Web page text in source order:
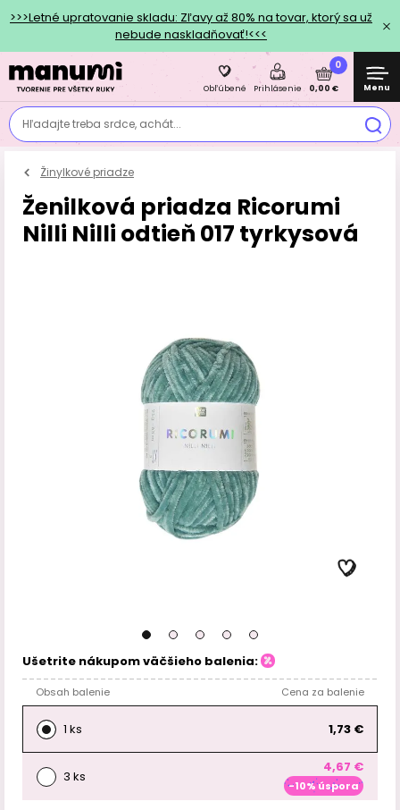
>>>Letné upratovanie skladu: Zľavy až 80% na tovar, ktorý sa už
nebude naskladňovať!<<<
Hľadajte treba srdce, achát...
Obľúbené Prihlásenie
0
0,00 € Menu
Žinylkové priadze
Ženilková priadza Ricorumi
Nilli Nilli odtieň 017 tyrkysová
Ušetrite nákupom väčšieho balenia:
Obsah balenie Cena za balenie
1 ks 1,73 €
3 ks
4,67 €
-10% úspora